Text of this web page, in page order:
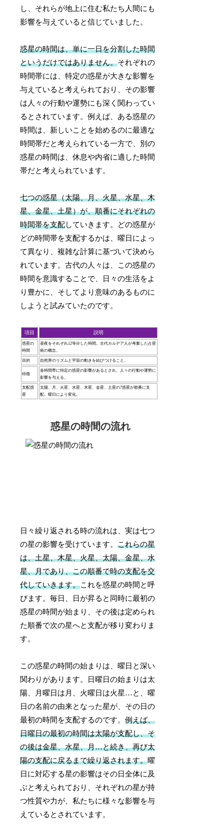
し、それらが地上に住む私たち人間にも
影響を与えていると信じていました。
惑星の時間は、単に一日を分割した時間
というだけではありません。それぞれの
時間帯には、特定の惑星が大きな影響を
与えていると考えられており、その影響
は人々の行動や運勢にも深く関わってい
るとされています。例えば、ある惑星の
時間は、新しいことを始めるのに最適な
時間帯だと考えられている一方で、別の
惑星の時間は、休息や内省に適した時間
帯だと考えられています。
七つの惑星（太陽、月、火星、水星、木
星、金星、土星）が、順番にそれぞれの
時間帯を支配していきます。どの惑星が
どの時間帯を支配するかは、曜日によっ
て異なり、複雑な計算に基づいて決めら
れています。古代の人々は、この惑星の
時間を意識することで、日々の生活をよ
り豊かに、そしてより意味のあるものに
しようと試みていたのです。
項目 説明
惑星の
時間
昼夜をそれぞれ12等分した時間。古代カルデア人が考案した占星
術の概念。
目的 自然界のリズムと宇宙の動きを結びつけること。
特徴
各時間帯に特定の惑星の影響があるとされ、人々の行動や運勢に
影響を与える。
支配惑
星
太陽、月、火星、水星、木星、金星、土星の7惑星が順番に支
配。曜日により変化。
惑星の時間の流れ
日々繰り返される時の流れは、実は七つ
の星の影響を受けています。これらの星
は、土星、木星、火星、太陽、金星、水
星、月であり、この順番で時の支配を交
代していきます。これを惑星の時間と呼
びます。毎日、日が昇ると同時に最初の
惑星の時間が始まり、その後は定められ
た順番で次の星へと支配が移り変わりま
す。
この惑星の時間の始まりは、曜日と深い
関わりがあります。日曜日の始まりは太
陽、月曜日は月、火曜日は火星…と、曜
日の名前の由来となった星が、その日の
最初の時間を支配するのです。例えば、
日曜日の最初の時間は太陽が支配し、そ
の後は金星、水星、月…と続き、再び太
陽の支配に戻るまで繰り返されます。曜
日に対応する星の影響はその日全体に及
ぶと考えられており、それぞれの星が持
つ性質や力が、私たちに様々な影響を与
えているとされています。